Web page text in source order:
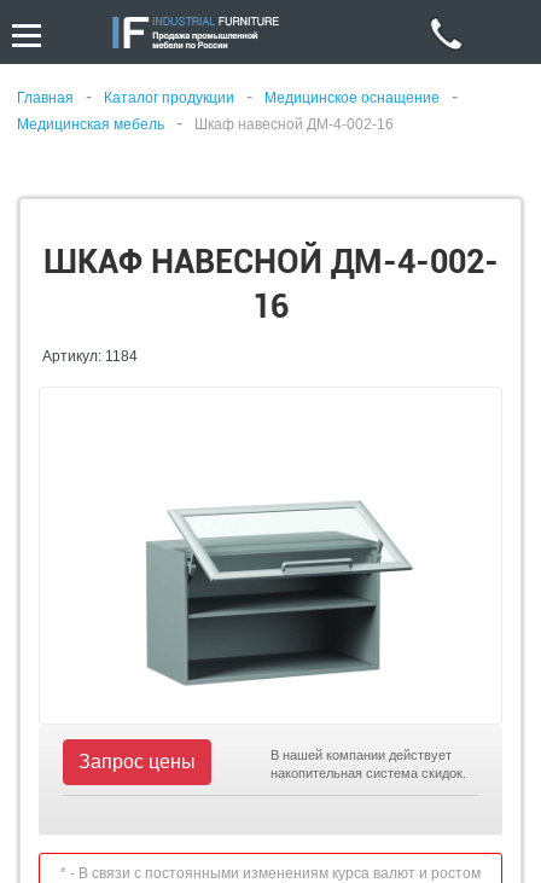
Главная - Каталог продукции - Медицинское оснащение -
Медицинская мебель - Шкаф навесной ДМ-4-002-16
ШКАФ НАВЕСНОЙ ДМ-4-002-
16
Артикул: 1184
Запрос цены
В нашей компании действует
накопительная система скидок.
* - В связи с постоянными изменениям курса валют и ростом